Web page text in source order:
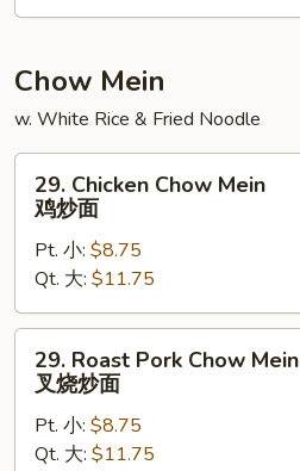
本
什
Chow Mein
w. White Rice & Fried Noodle
Chicken
Chow
Mein
炒
面
29. Chicken Chow Mein
鸡炒面
Pt. 小: $8.75
Qt. 大: $11.75
Roast
Pork
Chow
Mein
29. Roast Pork Chow Mein
叉烧炒面
Pt. 小: $8.75
Qt. 大: $11.75